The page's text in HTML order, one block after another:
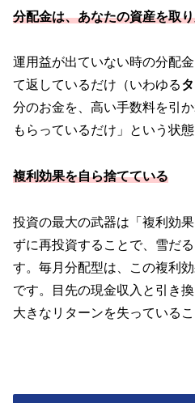
分配金は、あなたの資産を取
運用益が出ていない時の分配
て返しているだけ（いわゆる
分のお金を、高い手数料を引
もらっているだけ」という状態
複利効果を自ら捨てている
投資の最大の武器は「複利効
ずに再投資することで、雪だ
す。毎月分配型は、この複利
です。目先の現金収入と引き
大きなリターンを失っているこ